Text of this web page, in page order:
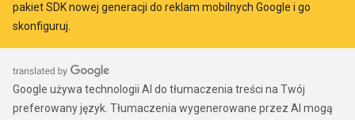
pakiet SDK nowej generacji do reklam mobilnych Google i go
skonfiguruj.
Google używa technologii AI do tłumaczenia treści na Twój
preferowany język. Tłumaczenia wygenerowane przez AI mogą